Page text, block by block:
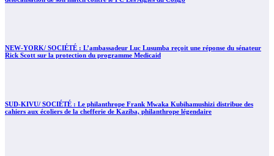
NEW-YORK/ SOCIÉTÉ : L’ambassadeur Luc Lusumba reçoit une réponse du sénateur
Rick Scott sur la protection du programme Medicaid
SUD-KIVU/ SOCIÉTÉ : Le philanthrope Frank Mwaka Kubihamushizi distribue des
cahiers aux écoliers de la chefferie de Kaziba, philanthrope légendaire